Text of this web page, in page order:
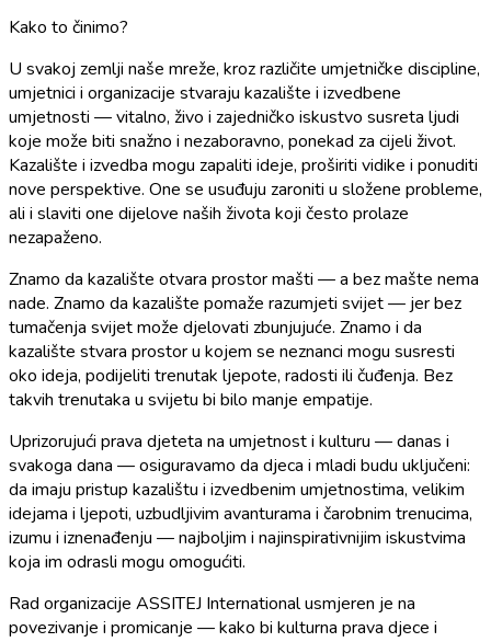
Kako to činimo?
U svakoj zemlji naše mreže, kroz različite umjetničke discipline,
umjetnici i organizacije stvaraju kazalište i izvedbene
umjetnosti — vitalno, živo i zajedničko iskustvo susreta ljudi
koje može biti snažno i nezaboravno, ponekad za cijeli život.
Kazalište i izvedba mogu zapaliti ideje, proširiti vidike i ponuditi
nove perspektive. One se usuđuju zaroniti u složene probleme,
ali i slaviti one dijelove naših života koji često prolaze
nezapaženo.
Znamo da kazalište otvara prostor mašti — a bez mašte nema
nade. Znamo da kazalište pomaže razumjeti svijet — jer bez
tumačenja svijet može djelovati zbunjujuće. Znamo i da
kazalište stvara prostor u kojem se neznanci mogu susresti
oko ideja, podijeliti trenutak ljepote, radosti ili čuđenja. Bez
takvih trenutaka u svijetu bi bilo manje empatije.
Uprizorujući prava djeteta na umjetnost i kulturu — danas i
svakoga dana — osiguravamo da djeca i mladi budu uključeni:
da imaju pristup kazalištu i izvedbenim umjetnostima, velikim
idejama i ljepoti, uzbudljivim avanturama i čarobnim trenucima,
izumu i iznenađenju — najboljim i najinspirativnijim iskustvima
koja im odrasli mogu omogućiti.
Rad organizacije ASSITEJ International usmjeren je na
povezivanje i promicanje — kako bi kulturna prava djece i